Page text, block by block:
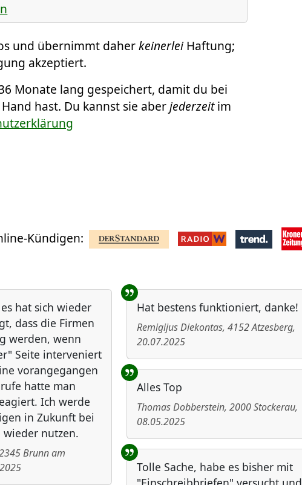
und übernimmt daherkeinerlei Haftung;
akzeptiert.
Monate lang gespeichert, damit du bei
hast. Du kannst sie aberjederzeitim
Kündigen:
hat sich wieder
dass die Firmen
werden, wenn
Seite interveniert
vorangegangen
hatte man
Ich werde
in Zukunft bei
wieder nutzen.
Brunn am
Hat bestens funktioniert, danke!
Remigijus Diekontas, 4152Atzesberg,
20.07.2025
Alles Top
Thomas Dobberstein, 2000Stockerau,
08.05.2025
Tolle Sache, habe es bisher mit